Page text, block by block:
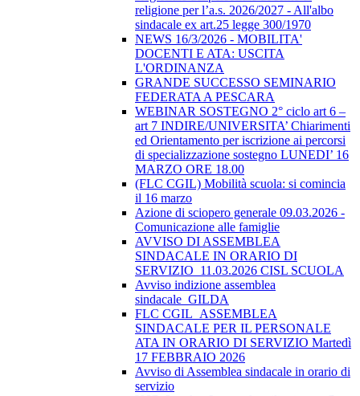
religione per l’a.s. 2026/2027 - All'albo
sindacale ex art.25 legge 300/1970
NEWS 16/3/2026 - MOBILITA'
DOCENTI E ATA: USCITA
L'ORDINANZA
GRANDE SUCCESSO SEMINARIO
FEDERATA A PESCARA
WEBINAR SOSTEGNO 2° ciclo art 6 –
art 7 INDIRE/UNIVERSITA’ Chiarimenti
ed Orientamento per iscrizione ai percorsi
di specializzazione sostegno LUNEDI’ 16
MARZO ORE 18.00
(FLC CGIL) Mobilità scuola: si comincia
il 16 marzo
Azione di sciopero generale 09.03.2026 -
Comunicazione alle famiglie
AVVISO DI ASSEMBLEA
SINDACALE IN ORARIO DI
SERVIZIO_11.03.2026 CISL SCUOLA
Avviso indizione assemblea
sindacale_GILDA
FLC CGIL_ASSEMBLEA
SINDACALE PER IL PERSONALE
ATA IN ORARIO DI SERVIZIO Martedì
17 FEBBRAIO 2026
Avviso di Assemblea sindacale in orario di
servizio